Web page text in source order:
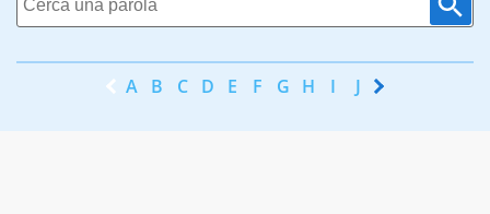
A B C D E F G H I J K